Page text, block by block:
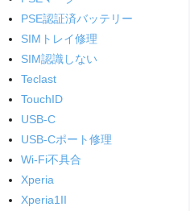
PSE認証済バッテリー
SIMトレイ修理
SIM認識しない
Teclast
TouchID
USB-C
USB-Cポート修理
Wi-Fi不具合
Xperia
Xperia1II